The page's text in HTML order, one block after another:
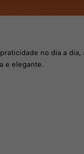
no dia a
e elegante.